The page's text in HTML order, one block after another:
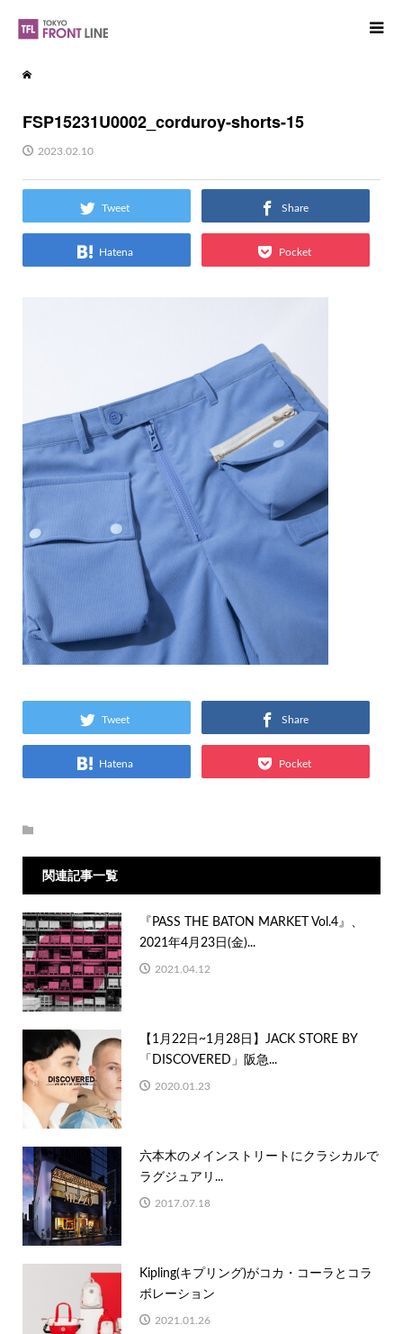
FSP15231U0002_corduroy-shorts-15
2023.02.10
Tweet Share
Hatena Pocket
Tweet Share
Hatena Pocket
関連記事一覧
『PASS THE BATON MARKET Vol.4』、
2021年4月23日(金)...
2021.04.12
【1月22日~1月28日】JACK STORE BY
「DISCOVERED」阪急...
2020.01.23
六本木のメインストリートにクラシカルで
ラグジュアリ...
2017.07.18
Kipling(キプリング)がコカ・コーラとコラ
ボレーション
2021.01.26